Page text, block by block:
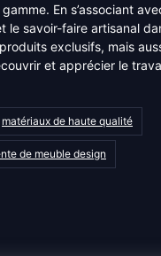
En s’associant
le savoir-faire artisanal
exclusifs, mais
et apprécier le
matériaux de haute qualité
de meuble design